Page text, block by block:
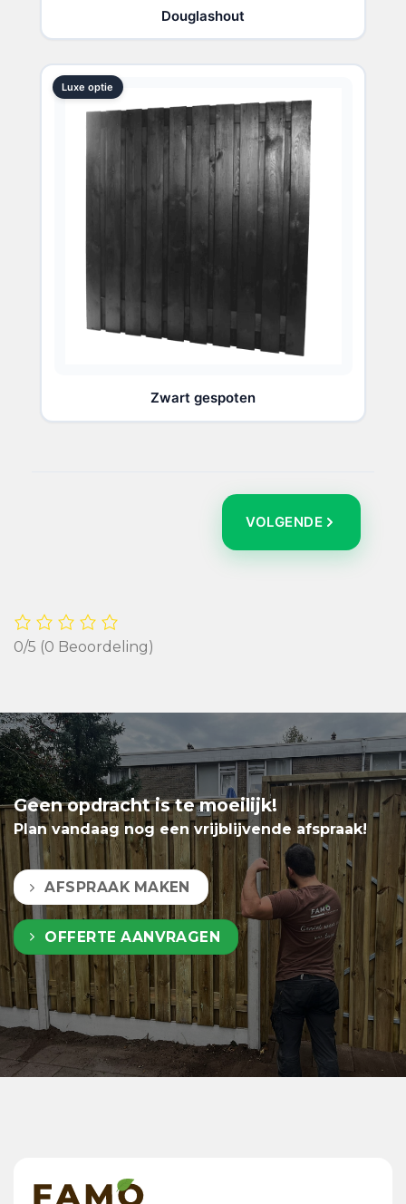
Douglashout
Luxe optie
Zwart gespoten
VOLGENDE
0/5 (0 Beoordeling)
Geen opdracht is te moeilijk!
Plan vandaag nog een vrijblijvende afspraak!
AFSPRAAK MAKEN
OFFERTE AANVRAGEN